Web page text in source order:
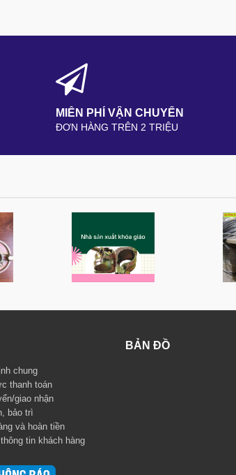
MIỄN PHÍ VẬN CHUYỂN
ĐƠN HÀNG TRÊN 2 TRIỆU
chung
thanh toán
giao nhận
bảo trì
và hoàn tiền
tin khách hàng
BẢN ĐỒ